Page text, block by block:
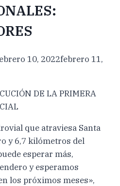
10, 2022febrero 11,
DE LA PRIMERA
que atraviesa Santa
y 6,7 kilómetros del
esperar más,
y esperamos
los próximos meses»,